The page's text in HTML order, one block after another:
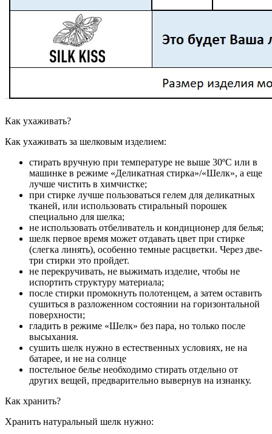
Как ухаживать?
Как ухаживать за шелковым изделием:
стирать вручную при температуре не выше 30ºС или в
машинке в режиме «Деликатная стирка»/«Шелк», а еще
лучше чистить в химчистке;
при стирке лучше пользоваться гелем для деликатных
тканей, или использовать стиральный порошек
специально для шелка;
не использовать отбеливатель и кондиционер для белья;
шелк первое время может отдавать цвет при стирке
(слегка линять), особенно темные расцветки. Через две-
три стирки это пройдет.
не перекручивать, не выжимать изделие, чтобы не
испортить структуру материала;
после стирки промокнуть полотенцем, а затем оставить
сушиться в разложенном состоянии на горизонтальной
поверхности;
гладить в режиме «Шелк» без пара, но только после
высыхания.
сушить шелк нужно в естественных условиях, не на
батарее, и не на солнце
постельное белье необходимо стирать отдельно от
других вещей, предварительно вывернув на изнанку.
Как хранить?
Хранить натуральный шелк нужно: